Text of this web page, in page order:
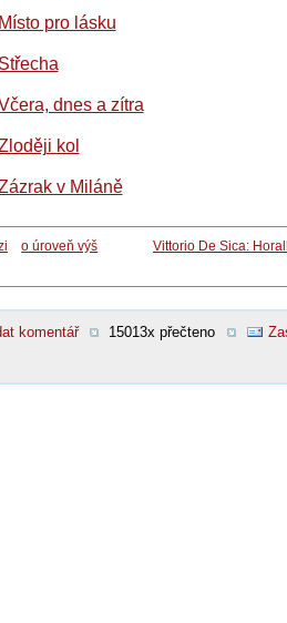
pro lásku
dnes a zítra
kol
v Miláně
o úroveň výš Vittorio De Sica:
komentář 15013x přečteno